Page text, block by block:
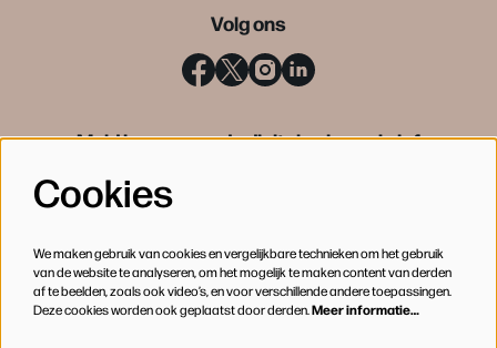
Volg ons
Meld je aan voor de digitale nieuwsbrief
Cookies
We maken gebruik van cookies en vergelijkbare technieken om het gebruik
van de website te analyseren, om het mogelijk te maken content van derden
af te beelden, zoals ook video’s, en voor verschillende andere toepassingen.
Deze cookies worden ook geplaatst door derden.Meer informatie…